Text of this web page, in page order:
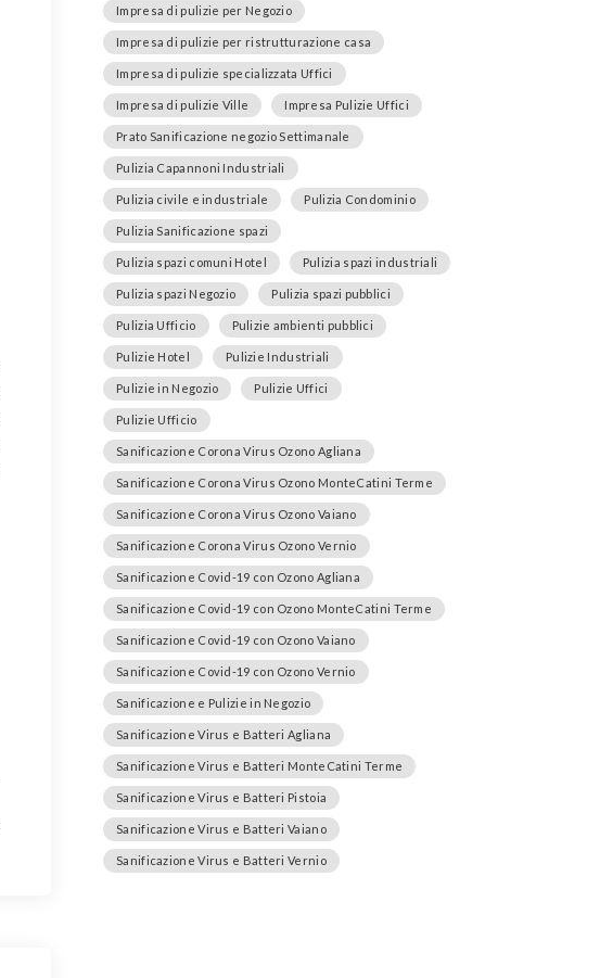
Impresa di pulizie per Negozio
Impresa di pulizie per ristrutturazione casa
Impresa di pulizie specializzata Uffici
Impresa di pulizie Ville Impresa Pulizie Uffici
Prato Sanificazione negozio Settimanale
Pulizia Capannoni Industriali
Pulizia civile e industriale Pulizia Condominio
Pulizia Sanificazione spazi
Pulizia spazi comuni Hotel Pulizia spazi industriali
Pulizia spazi Negozio Pulizia spazi pubblici
Pulizia Ufficio Pulizie ambienti pubblici
Pulizie Hotel Pulizie Industriali
Pulizie in Negozio Pulizie Uffici
Pulizie Ufficio
Sanificazione Corona Virus Ozono Agliana
Sanificazione Corona Virus Ozono MonteCatini Terme
Sanificazione Corona Virus Ozono Vaiano
Sanificazione Corona Virus Ozono Vernio
Sanificazione Covid-19 con Ozono Agliana
Sanificazione Covid-19 con Ozono MonteCatini Terme
Sanificazione Covid-19 con Ozono Vaiano
Sanificazione Covid-19 con Ozono Vernio
Sanificazione e Pulizie in Negozio
Sanificazione Virus e Batteri Agliana
Sanificazione Virus e Batteri MonteCatini Terme
Sanificazione Virus e Batteri Pistoia
Sanificazione Virus e Batteri Vaiano
Sanificazione Virus e Batteri Vernio